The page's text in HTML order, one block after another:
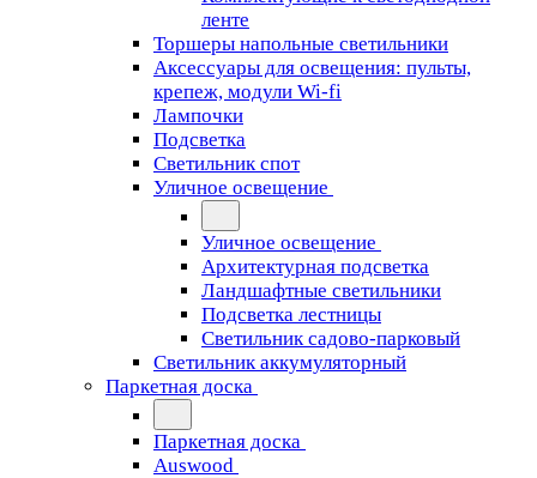
ленте
Торшеры напольные светильники
Аксессуары для освещения: пульты,
крепеж, модули Wi-fi
Лампочки
Подсветка
Светильник спот
Уличное освещение
Уличное освещение
Архитектурная подсветка
Ландшафтные светильники
Подсветка лестницы
Светильник садово-парковый
Светильник аккумуляторный
Паркетная доска
Паркетная доска
Auswood